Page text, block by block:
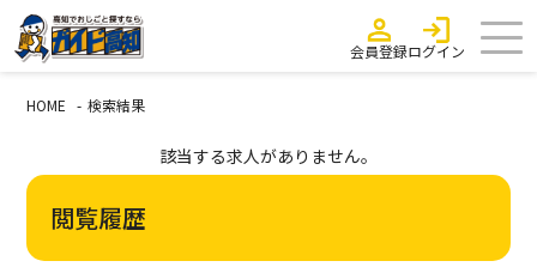
会員登録ログイン
HOME 検索結果
該当する求人がありません。
閲覧履歴